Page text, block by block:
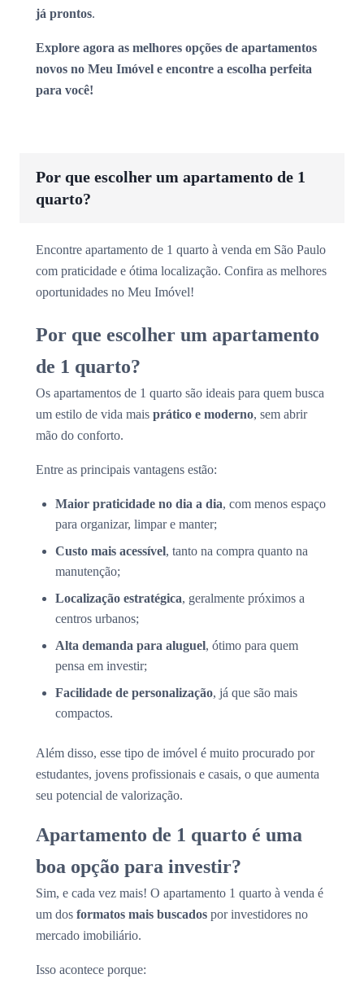
já prontos.
Explore agora as melhores opções de apartamentos
novos no Meu Imóvel e encontre a escolha perfeita
para você!
Por que escolher um apartamento de 1
quarto?
Encontre apartamento de 1 quarto à venda em São Paulo
com praticidade e ótima localização. Confira as melhores
oportunidades no Meu Imóvel!
Por que escolher um apartamento
de 1 quarto?
Os apartamentos de 1 quarto são ideais para quem busca
um estilo de vida mais prático e moderno, sem abrir
mão do conforto.
Entre as principais vantagens estão:
Maior praticidade no dia a dia, com menos espaço
para organizar, limpar e manter;
Custo mais acessível, tanto na compra quanto na
manutenção;
Localização estratégica, geralmente próximos a
centros urbanos;
Alta demanda para aluguel, ótimo para quem
pensa em investir;
Facilidade de personalização, já que são mais
compactos.
Além disso, esse tipo de imóvel é muito procurado por
estudantes, jovens profissionais e casais, o que aumenta
seu potencial de valorização.
Apartamento de 1 quarto é uma
boa opção para investir?
Sim, e cada vez mais! O apartamento 1 quarto à venda é
um dos formatos mais buscados por investidores no
mercado imobiliário.
Isso acontece porque: